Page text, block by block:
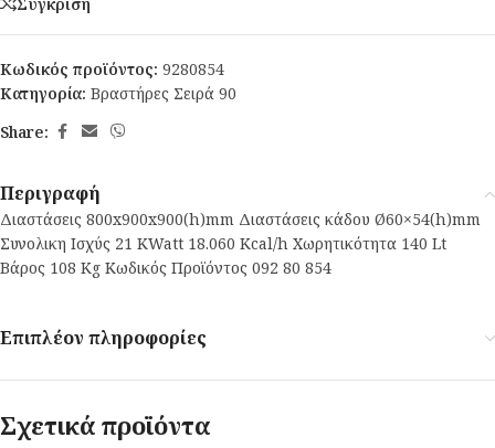
Κωδικός προϊόντος: 9280854
Κατηγορία: Βραστήρες Σειρά 90
Share:
Περιγραφή
Διαστάσεις 800x900x900(h)mm Διαστάσεις κάδου Ø60×54(h)mm
Συνολικη Ισχύς 21 KWatt 18.060 Kcal/h Χωρητικότητα 140 Lt
Βάρος 108 Κg Κωδικός Προϊόντος 092 80 854
Επιπλέον πληροφορίες
Σχετικά προϊόντα